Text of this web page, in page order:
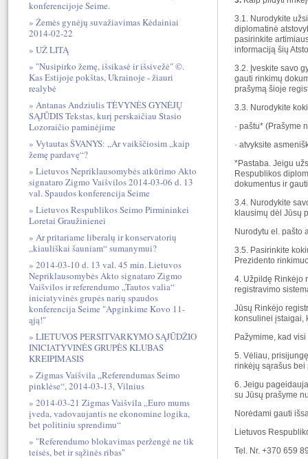
3.1. Nurodykite
diplomatinė
pasirinkite
informaciją šių
3.2. Įveskite savo
gauti rinkimų
prašymą šioje
3.3. Nurodykite
· paštu* (Prašyme
· atvyksite
*Pastaba. Jeigu
Respublikos
dokumentus ir
3.4. Nurodykite
klausimų dėl Jūsų
Nurodytu el. pašto
3.5. Pasirinkite
Prezidento
4. Užpildę Rinkėjo
registravimo
Jūsų Rinkėjo
konsulinei įstaigai,
Pažymime, kad
5. Vėliau,
rinkėjų sąrašus bei
6. Jeigu
su Jūsų prašyme
Norėdami gauti
Lietuvos
Tel. Nr. +370 659
konferencijoje Seime.
Žemės gynėjų suvažiavimas Kėdainiai
2014-02-22
UŽ LITĄ
"Nusipirko žemę, išsikasė ir išsivežė" ©.
Kas Estijoje pokštas, Ukrainoje - žiauri
realybė
Antanas Andziulis TĖVYNĖS GYNĖJŲ
SĄJŪDIS Tekstas, kurį perskaičiau Stasio
Lozoraičio paminėjime
Vytautas ŠVANYS: „Ar vaikščiosim „kaip
žemę pardavę“?
Lietuvos Nepriklausomybės atkūrimo Akto
signataro Zigmo Vaišvilos 2014-03-06 d. 13
val. Spaudos konferencija Seime
Lietuvos Respublikos Seimo Pirmininkei
Loretai Graužinienei
Ar pritariame liberalų ir konservatorių
„kiauliškai šauniam“ sumanymui?
2014-03-10 d. 13 val. 45 min. Lietuvos
Nepriklausomybės Akto signataro Zigmo
Vaišvilos ir referendumo „Tautos valia“
iniciatyvinės grupės narių spaudos
konferencija Seime "Apginkime Kovo 11-
ąją!"
LIETUVOS PERSITVARKYMO SĄJŪDŽIO
INICIATYVINĖS GRUPĖS KLUBAS
KREIPIMASIS
Zigmas Vaišvila „Referendumas Seimo
pinklėse“, 2014-03-13, Vilnius
2014-03-21 Zigmas Vaišvila „Euro mums
įveda, vadovaujantis ne ekonomine logika,
bet politiniu sprendimu“
"Referendumo blokavimas peržengė ne tik
teisės, bet ir sąžinės ribas"